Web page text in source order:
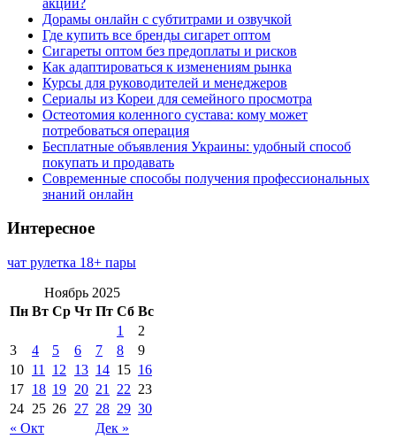
Дорамы онлайн с субтитрами и озвучкой
Где купить все бренды сигарет оптом
Сигареты оптом без предоплаты и рисков
Как адаптироваться к изменениям рынка
Курсы для руководителей и менеджеров
Сериалы из Кореи для семейного просмотра
Остеотомия коленного сустава: кому может
потребоваться операция
Бесплатные объявления Украины: удобный способ
покупать и продавать
Современные способы получения профессиональных
знаний онлайн
Интересное
чат рулетка 18+ пары
Ноябрь 2025
Пн Вт Ср Чт Пт Сб Вс
« Окт Дек »
1
2
3
4 5 6 7 8
9
10 11 12 13 14 15 16
17 18 19 20 21 22 23
24 25 26 27 28 29 30